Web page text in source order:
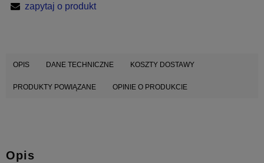
zapytaj o produkt
OPIS DANE TECHNICZNE KOSZTY DOSTAWY
PRODUKTY POWIĄZANE OPINIE O PRODUKCIE
Opis